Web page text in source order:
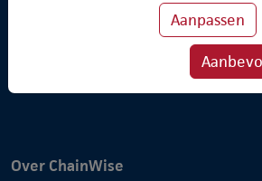
Software & Cursusplanner
Over ChainWise
Aanpassen